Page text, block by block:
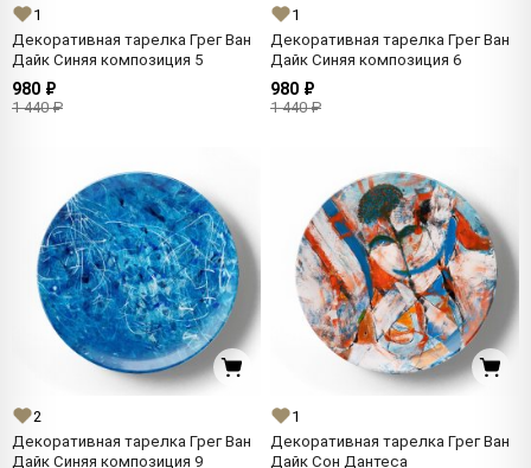
1
Декоративная тарелка Грег Ван
Дайк Синяя композиция 5
980 ₽
1 440 ₽
1
Декоративная тарелка Грег Ван
Дайк Синяя композиция 6
980 ₽
1 440 ₽
2
Декоративная тарелка Грег Ван
Дайк Синяя композиция 9
1
Декоративная тарелка Грег Ван
Дайк Сон Дантеса